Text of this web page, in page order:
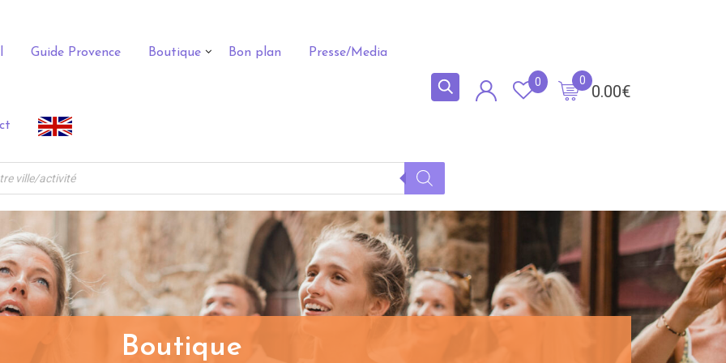
Guide Provence Boutique Bon plan Presse/Media
0.00€
0
0
Boutique